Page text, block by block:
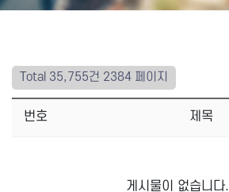
Total 35,755건 2384 페이지
번호 제목
게시물이 없습니다.